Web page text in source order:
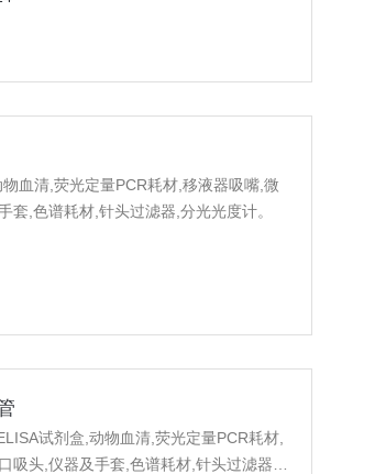
血清,荧光定量PCR耗材,移液器吸嘴,微
,色谱耗材,针头过滤器,分光光度计。
试剂盒,动物血清,荧光定量PCR耗材,
吸头,仪器及手套,色谱耗材,针头过滤器,